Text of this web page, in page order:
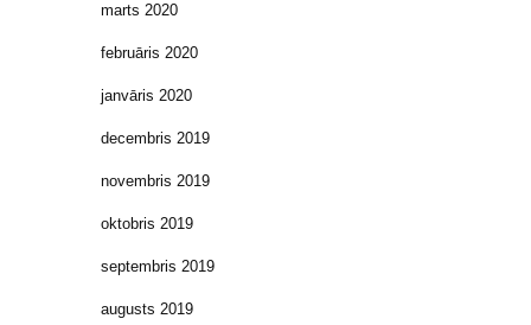
marts 2020
februāris 2020
janvāris 2020
decembris 2019
novembris 2019
oktobris 2019
septembris 2019
augusts 2019